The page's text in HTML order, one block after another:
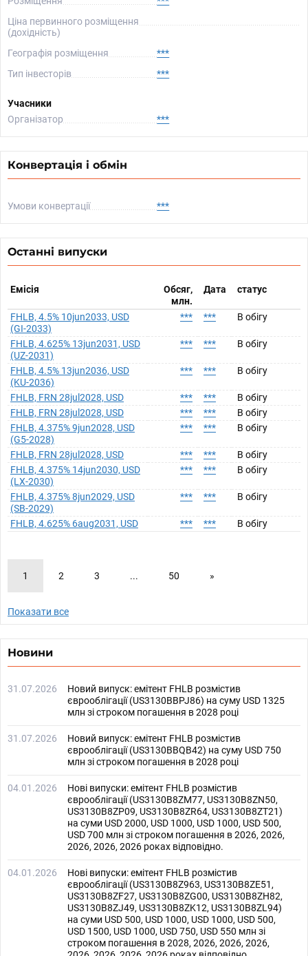
Ціна первинного розміщення
(дохідність)
Географія розміщення
***
Тип інвесторів
***
Учасники
Організатор
***
Конвертація і обмін
Умови конвертації ***
Останні випуски
Емісія
Обсяг,
млн.
Дата статус
FHLB, 4.5% 10jun2033, USD
(GI-2033)
*** *** В обігу
FHLB, 4.625% 13jun2031, USD
(UZ-2031)
*** *** В обігу
FHLB, 4.5% 13jun2036, USD
(KU-2036)
*** *** В обігу
FHLB, FRN 28jul2028, USD *** ***
В обігу
FHLB, FRN 28jul2028, USD
*** ***
В обігу
FHLB, 4.375% 9jun2028, USD
(G5-2028)
*** *** В обігу
FHLB, FRN 28jul2028, USD *** ***
В обігу
FHLB, 4.375% 14jun2030, USD
(LX-2030)
*** *** В обігу
FHLB, 4.375% 8jun2029, USD
(SB-2029)
*** *** В обігу
FHLB, 4.625% 6aug2031, USD *** *** В обігу
1 2 3 ... 50 »
Показати все
Новини
31.07.2026
Новий випуск: емітент FHLB розмістив
єврооблігації (US3130BBPJ86) на суму USD 1325
млн зі строком погашення в 2028 році
31.07.2026
Новий випуск: емітент FHLB розмістив
єврооблігації (US3130BBQB42) на суму USD 750
млн зі строком погашення в 2028 році
04.01.2026
Нові випуски: емітент FHLB розмістив
єврооблігації (US3130B8ZM77, US3130B8ZN50,
US3130B8ZP09, US3130B8ZR64, US3130B8ZT21)
на суми USD 2000, USD 1000, USD 1000, USD 500,
USD 700 млн зі строком погашення в 2026, 2026,
2026, 2026, 2026 роках відповідно.
04.01.2026
Нові випуски: емітент FHLB розмістив
єврооблігації (US3130B8Z963, US3130B8ZE51,
US3130B8ZF27, US3130B8ZG00, US3130B8ZH82,
US3130B8ZJ49, US3130B8ZK12, US3130B8ZL94)
на суми USD 500, USD 1000, USD 1000, USD 500,
USD 1500, USD 1000, USD 750, USD 550 млн зі
строком погашення в 2028, 2026, 2026, 2026,